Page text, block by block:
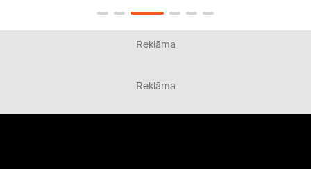
Reklāma
Reklāma